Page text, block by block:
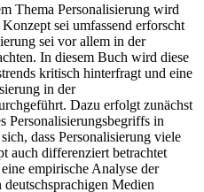
Thema Personalisierung wird
sei umfassend erforscht
sei vor allem in der
In diesem Buch wird diese
kritisch hinterfragt und eine
in der
Dazu erfolgt zunächst
Personalisierungsbegriffs in
dass Personalisierung viele
auch differenziert betrachtet
empirische Analyse der
Medien